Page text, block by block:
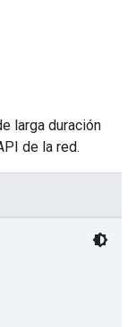
larga duración
de la red.